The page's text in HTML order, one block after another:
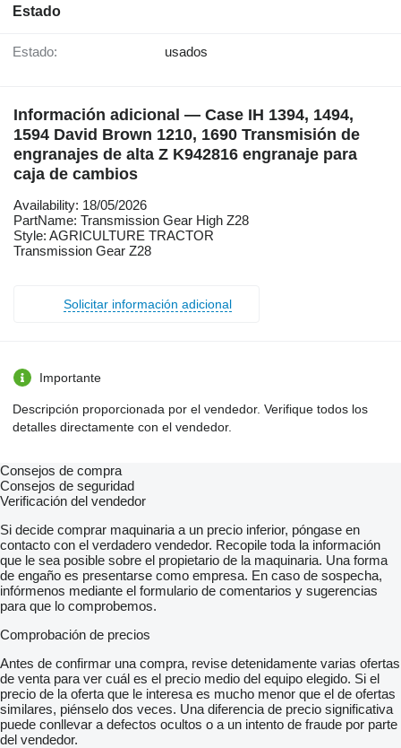
Estado
Estado: usados
Información adicional — Case IH 1394, 1494,
1594 David Brown 1210, 1690 Transmisión de
engranajes de alta Z K942816 engranaje para
caja de cambios
Availability: 18/05/2026
PartName: Transmission Gear High Z28
Style: AGRICULTURE TRACTOR
Transmission Gear Z28
Solicitar información adicional
Importante
Descripción proporcionada por el vendedor. Verifique todos los
detalles directamente con el vendedor.
Consejos de compra
Consejos de seguridad
Verificación del vendedor
Si decide comprar maquinaria a un precio inferior, póngase en
contacto con el verdadero vendedor. Recopile toda la información
que le sea posible sobre el propietario de la maquinaria. Una forma
de engaño es presentarse como empresa. En caso de sospecha,
infórmenos mediante el formulario de comentarios y sugerencias
para que lo comprobemos.
Comprobación de precios
Antes de confirmar una compra, revise detenidamente varias ofertas
de venta para ver cuál es el precio medio del equipo elegido. Si el
precio de la oferta que le interesa es mucho menor que el de ofertas
similares, piénselo dos veces. Una diferencia de precio significativa
puede conllevar a defectos ocultos o a un intento de fraude por parte
del vendedor.